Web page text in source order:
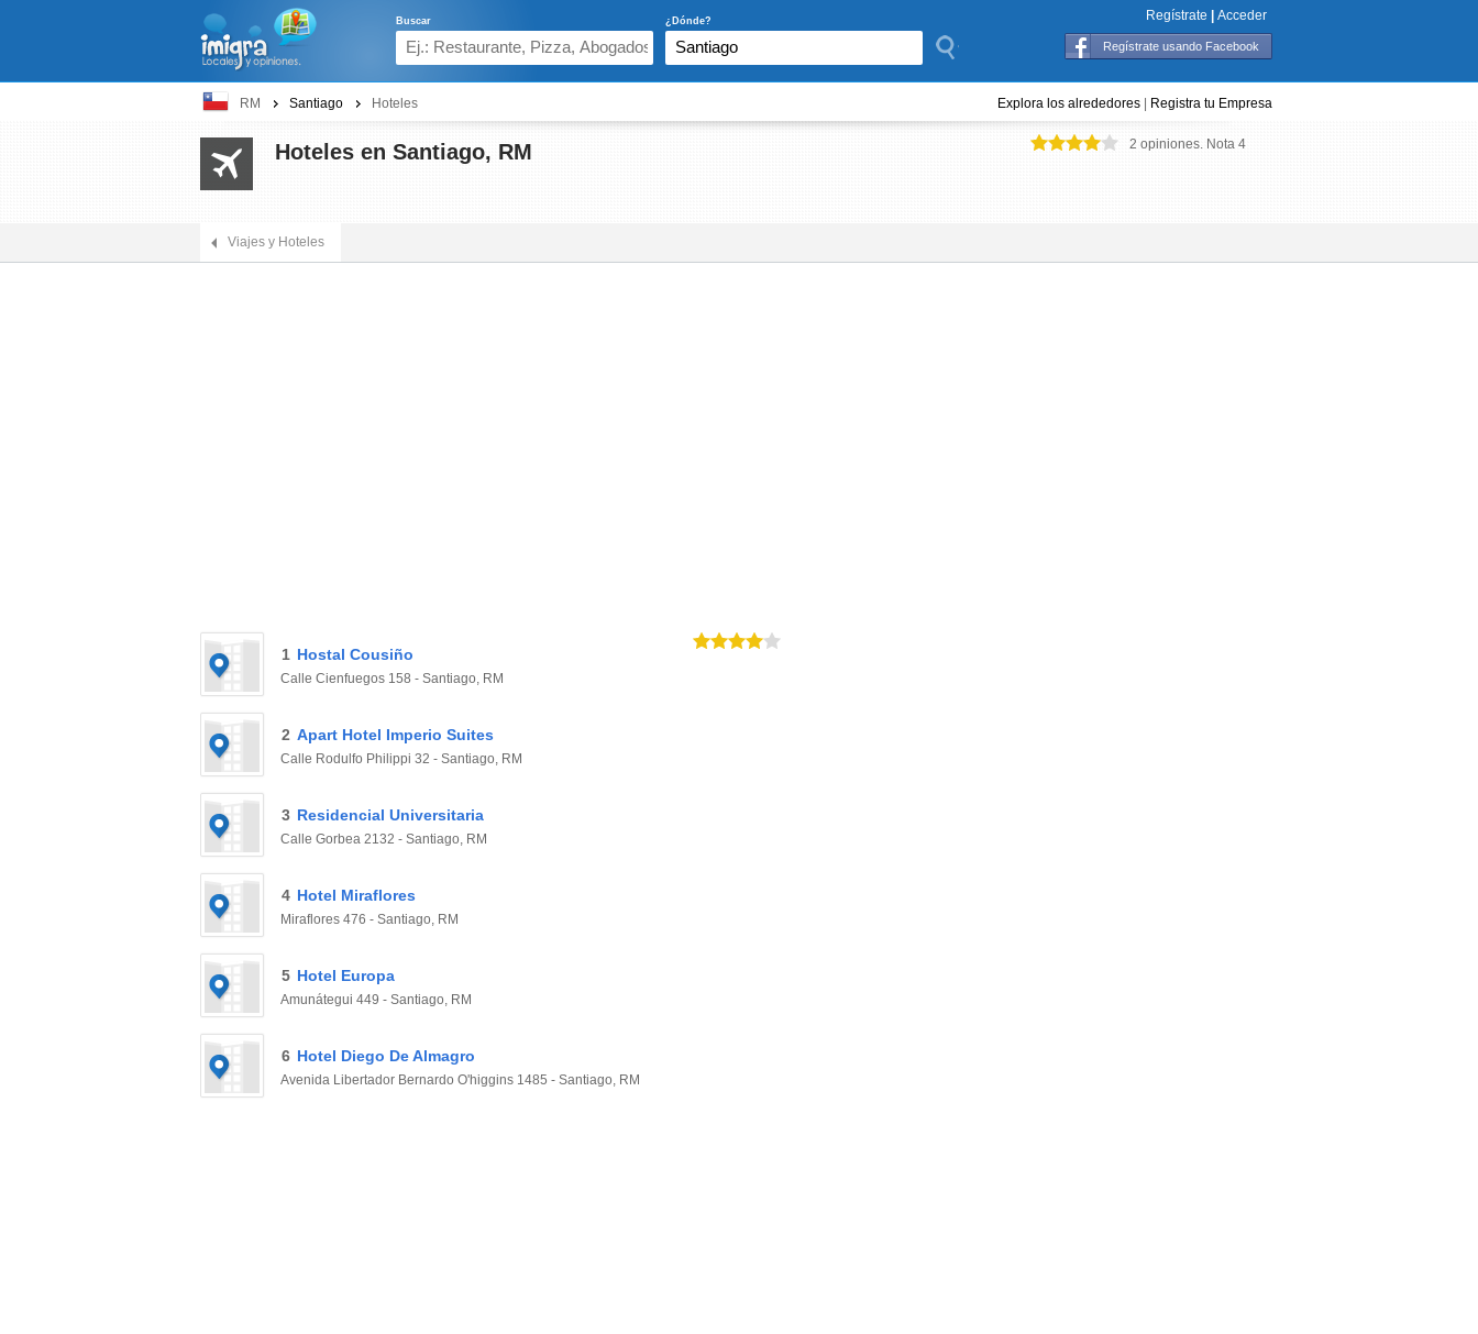
Buscar ¿Dónde?
Regístrate usando Facebook
Regístrate Acceder
RM Santiago Hoteles Explora los alrededores Registra tu Empresa
Hoteles en Santiago, RM 2 opiniones. Nota 4
Viajes y Hoteles
1 Hostal Cousiño
Calle Cienfuegos 158 - Santiago, RM
2 Apart Hotel Imperio Suites
Calle Rodulfo Philippi 32 - Santiago, RM
3 Residencial Universitaria
Calle Gorbea 2132 - Santiago, RM
4 Hotel Miraflores
Miraflores 476 - Santiago, RM
5 Hotel Europa
Amunátegui 449 - Santiago, RM
6 Hotel Diego De Almagro
Avenida Libertador Bernardo O'higgins 1485 - Santiago, RM